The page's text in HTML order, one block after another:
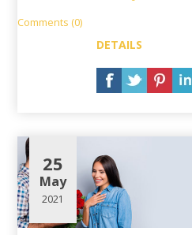
Comments (0)
DETAILS
25
May
2021